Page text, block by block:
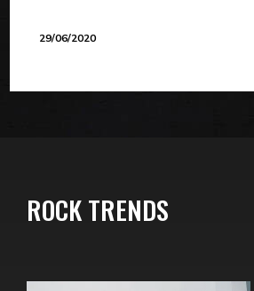
29/06/2020
ROCK TRENDS